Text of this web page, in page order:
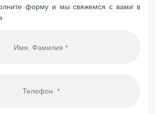
форму и мы свяжемся с вами в